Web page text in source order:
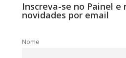
Inscreva-se no Painel e
novidades por email
Nome